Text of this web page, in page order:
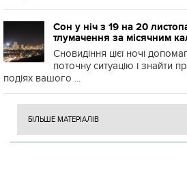
Сон у ніч з 19 на 20
тлумачення за місячним
Сновидіння цієї ночі
поточну ситуацію і знайти
подіях вашого ...
БІЛЬШЕ МАТЕРІАЛІВ